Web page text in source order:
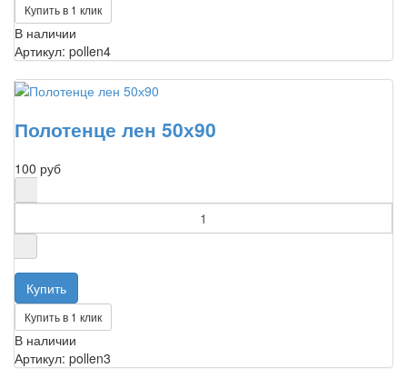
Купить в 1 клик
В наличии
Артикул: pollen4
Полотенце лен 50х90
100 руб
Купить в 1 клик
В наличии
Артикул: pollen3